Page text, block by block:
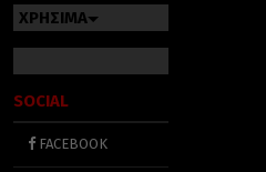
ΧΡΗΣΙΜΑ
SOCIAL
FACEBOOK